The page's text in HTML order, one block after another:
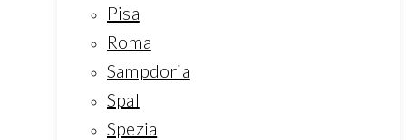
Pisa
Roma
Sampdoria
Spal
Spezia